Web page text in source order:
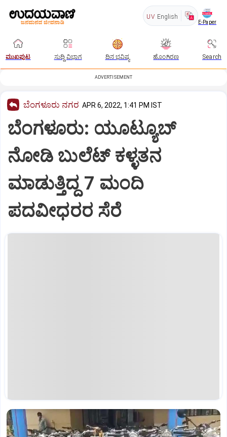
UV English
E-Paper
ಮುಖಪುಟ ಸುದ್ದಿ ವಿಭಾಗ ದಿನ ಭವಿಷ್ಯ ಹೊಂಗಿರಣ Search
ADVERTISEMENT
ಬೆಂಗಳೂರು ನಗರ APR 6, 2022, 1:41 PM IST
ಬೆಂಗಳೂರು: ಯೂಟ್ಯೂಬ್‌
ನೋಡಿ ಬುಲೆಟ್‌ ಕಳ್ಳತನ
ಮಾಡುತ್ತಿದ್ದ 7 ಮಂದಿ
ಪದವೀಧರರ ಸೆರೆ